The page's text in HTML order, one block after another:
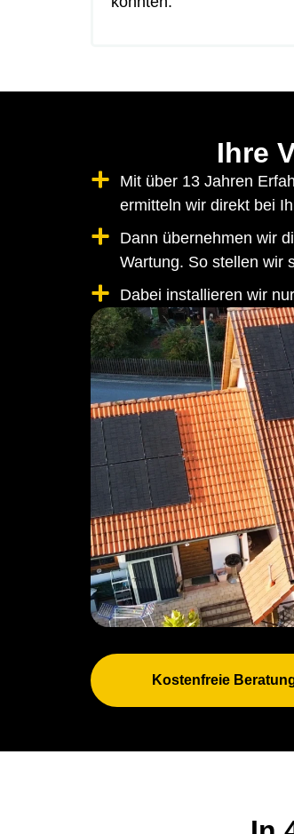
Ihre
Mit über 13 Jahren
ermitteln wir direkt bei
Dann übernehmen wir
Wartung. So stellen wir
Dabei installieren wir
Kostenfreie